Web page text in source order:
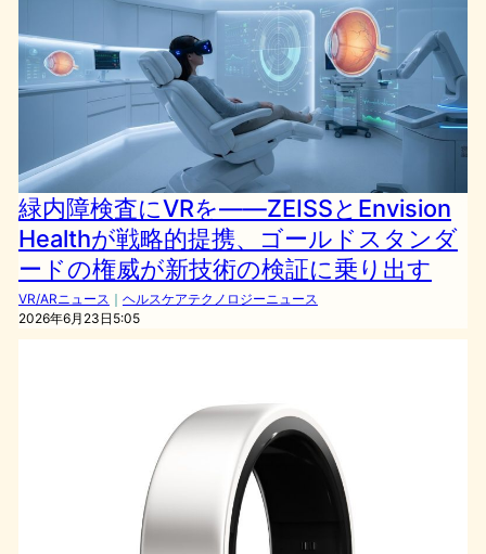
緑内障検査にVRを——ZEISSとEnvision
Healthが戦略的提携、ゴールドスタンダ
ードの権威が新技術の検証に乗り出す
VR/ARニュース ｜ ヘルスケアテクノロジーニュース
2026年6月23日5:05